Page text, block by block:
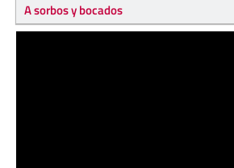
A sorbos y bocados